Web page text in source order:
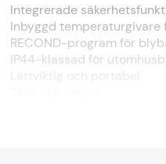
Integrerade
Inbyggd temperaturgivare
RECOND-program för
IP44-klassad för